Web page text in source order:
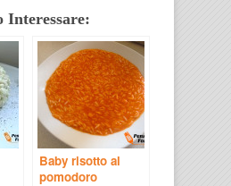
Interessare:
Baby risotto al
pomodoro